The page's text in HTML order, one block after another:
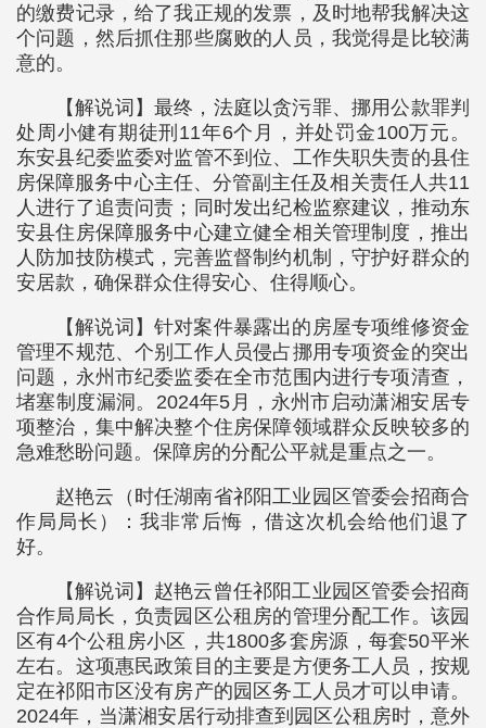
的缴费记录，给了我正规的发票，及时地帮我解决这
个问题，然后抓住那些腐败的人员，我觉得是比较满
意的。
【解说词】最终，法庭以贪污罪、挪用公款罪判
处周小健有期徒刑11年6个月，并处罚金100万元。
东安县纪委监委对监管不到位、工作失职失责的县住
房保障服务中心主任、分管副主任及相关责任人共11
人进行了追责问责；同时发出纪检监察建议，推动东
安县住房保障服务中心建立健全相关管理制度，推出
人防加技防模式，完善监督制约机制，守护好群众的
安居款，确保群众住得安心、住得顺心。
【解说词】针对案件暴露出的房屋专项维修资金
管理不规范、个别工作人员侵占挪用专项资金的突出
问题，永州市纪委监委在全市范围内进行专项清查，
堵塞制度漏洞。2024年5月，永州市启动潇湘安居专
项整治，集中解决整个住房保障领域群众反映较多的
急难愁盼问题。保障房的分配公平就是重点之一。
赵艳云（时任湖南省祁阳工业园区管委会招商合
作局局长）：我非常后悔，借这次机会给他们退了
好。
【解说词】赵艳云曾任祁阳工业园区管委会招商
合作局局长，负责园区公租房的管理分配工作。该园
区有4个公租房小区，共1800多套房源，每套50平米
左右。这项惠民政策目的主要是方便务工人员，按规
定在祁阳市区没有房产的园区务工人员才可以申请。
2024年，当潇湘安居行动排查到园区公租房时，意外